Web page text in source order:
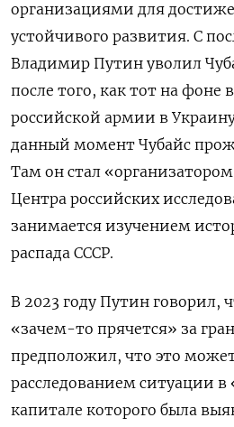
организациями для
устойчивого развития. С
Владимир Путин уволил
после того, как тот на фоне
российской армии в
данный момент Чубайс
Там он стал
Центра российских
занимается изучением
распада СССР.
В 2023 году Путин говорил,
«зачем-то прячется» за
предположил, что это
расследованием ситуации в
капитале которого была